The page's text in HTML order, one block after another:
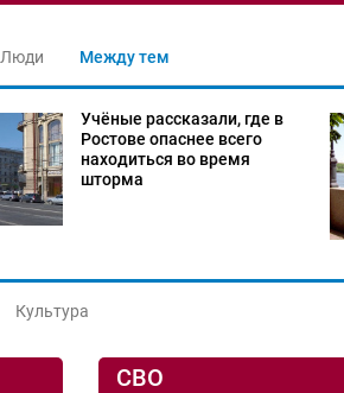
Люди Между тем
Учёные рассказали, где в
Ростове опаснее всего
находиться во время
шторма
Культура
СВО